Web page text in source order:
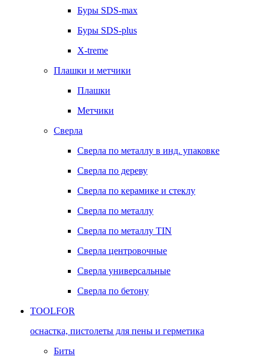
Буры SDS-max
Буры SDS-plus
X-treme
Плашки и метчики
Плашки
Метчики
Сверла
Сверла по металлу в инд. упаковке
Сверла по дереву
Сверла по керамике и стеклу
Сверла по металлу
Сверла по металлу TIN
Сверла центровочные
Сверла универсальные
Сверла по бетону
TOOLFOR
оснастка, пистолеты для пены и герметика
Биты